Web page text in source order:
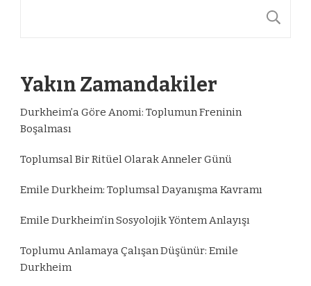
Yakın Zamandakiler
Durkheim’a Göre Anomi: Toplumun Freninin
Boşalması
Toplumsal Bir Ritüel Olarak Anneler Günü
Emile Durkheim: Toplumsal Dayanışma Kavramı
Emile Durkheim’in Sosyolojik Yöntem Anlayışı
Toplumu Anlamaya Çalışan Düşünür: Emile
Durkheim